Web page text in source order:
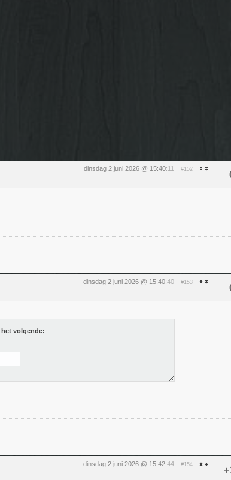
dinsdag 2 juni 2026 @ 15:40:11 #152
dinsdag 2 juni 2026 @ 15:40:40 #153
het volgende:
dinsdag 2 juni 2026 @ 15:42:44 #154